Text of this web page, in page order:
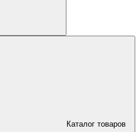
Каталог товаров